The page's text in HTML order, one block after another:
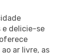
e delicie-se
ar livre, as